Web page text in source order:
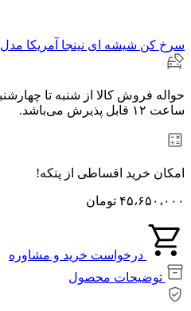
سرخ کن شیشه ای نینجا آمریکا مدل FN101GY
ساعت ۱۲ قابل پذیرش می‌باشد.
امکان خرید اقساطی از پنکه!
۴۵،۶۵۰،۰۰۰ تومان
درخواست خرید و مشاوره
توضیحات محصول